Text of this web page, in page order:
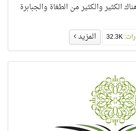
الكثير والكثير من الطغاة والجبابرة
32.3K المزيد